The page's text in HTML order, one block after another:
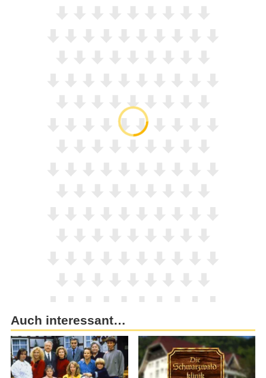
Auch interessant…